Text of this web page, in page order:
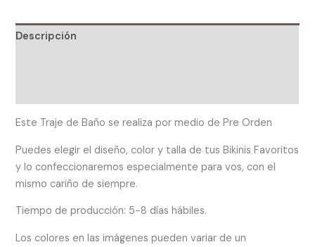
Descripción
Este Traje de Baño se realiza por medio de Pre Orden
Puedes elegir el diseño, color y talla de tus Bikinis Favoritos
y lo confeccionaremos especialmente para vos, con el
mismo cariño de siempre.
Tiempo de producción: 5-8 días hábiles.
Los colores en las imágenes pueden variar de un